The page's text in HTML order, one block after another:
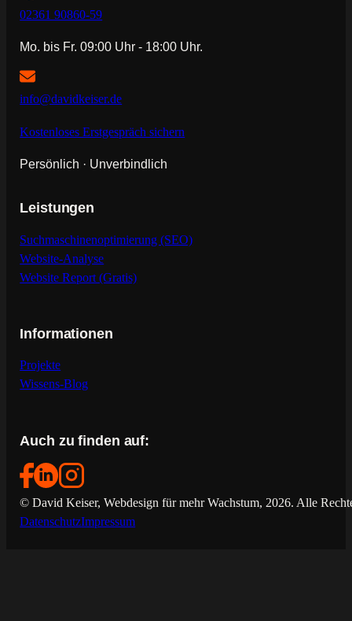
02361 90860-59
Mo. bis Fr. 09:00 Uhr - 18:00 Uhr.
info@davidkeiser.de
Kostenloses Erstgespräch sichern
Persönlich · Unverbindlich
Leistungen
Suchmaschinenoptimierung (SEO)
Website-Analyse
Website Report (Gratis)
Informationen
Projekte
Wissens-Blog
Auch zu finden auf:
© David Keiser, Webdesign für mehr Wachstum, 2026. Alle
DatenschutzImpressum